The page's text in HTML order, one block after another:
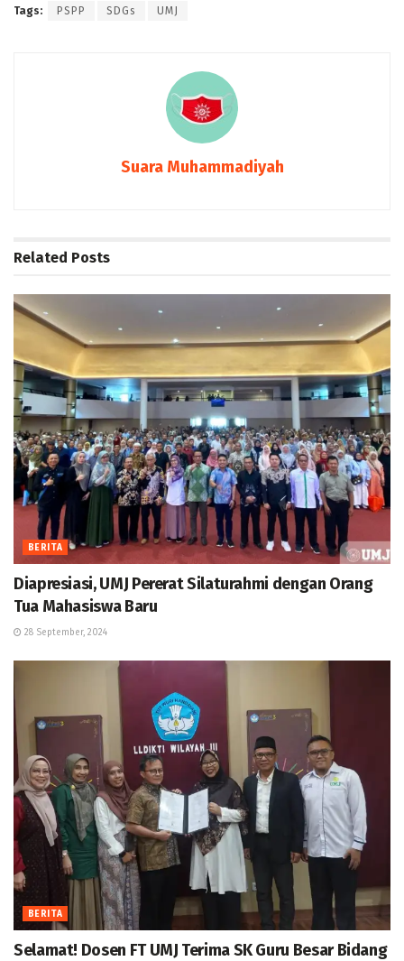
Tags: PSPP SDGs UMJ
Suara Muhammadiyah
Related Posts
BERITA
Diapresiasi, UMJ Pererat Silaturahmi dengan Orang
Tua Mahasiswa Baru
28 September, 2024
BERITA
Selamat! Dosen FT UMJ Terima SK Guru Besar Bidang